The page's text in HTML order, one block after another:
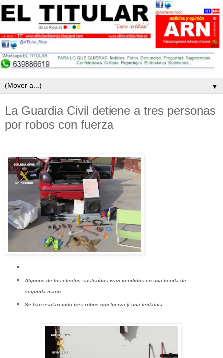
▼
La Guardia Civil detiene a tres personas
por robos con fuerza
Algunos de los efectos sustraídos eran vendidos en una tienda de
segunda mano
Se han esclarecido tres robos con fuerza y una tentativa